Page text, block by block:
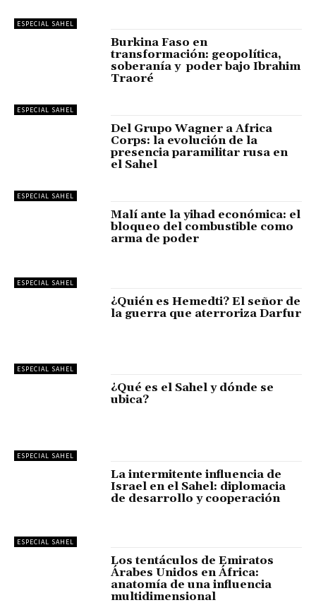
ESPECIAL SAHEL
ESPECIAL SAHEL
Burkina Faso en
transformación: geopolítica,
soberanía y poder bajo Ibrahim
Traoré
ESPECIAL SAHEL
Del Grupo Wagner a Africa
Corps: la evolución de la
presencia paramilitar rusa en
el Sahel
ESPECIAL SAHEL
Malí ante la yihad económica: el
bloqueo del combustible como
arma de poder
ESPECIAL SAHEL
¿Quién es Hemedti? El señor de
la guerra que aterroriza Darfur
ESPECIAL SAHEL
¿Qué es el Sahel y dónde se
ubica?
ESPECIAL SAHEL
La intermitente influencia de
Israel en el Sahel: diplomacia
de desarrollo y cooperación
Los tentáculos de Emiratos
Árabes Unidos en África:
anatomía de una influencia
multidimensional